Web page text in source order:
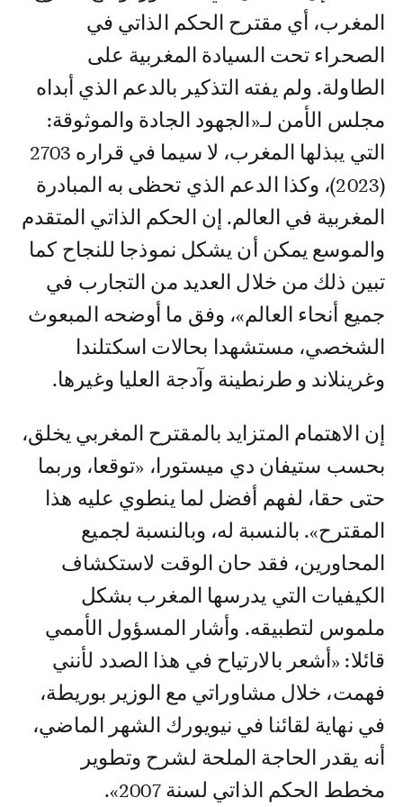
المغرب، أي مقترح الحكم الذاتي في
الصحراء تحت السيادة المغربية على
الطاولة. ولم يفته التذكير بالدعم الذي أبداه
مجلس الأمن لـ«الجهود الجادة والموثوقة:
التي يبذلها المغرب، لا سيما في قراره 2703
(2023)، وكذا الدعم الذي تحظى به المبادرة
المغربية في العالم. إن الحكم الذاتي المتقدم
والموسع يمكن أن يشكل نموذجا للنجاح كما
تبين ذلك من خلال العديد من التجارب في
جميع أنحاء العالم»، وفق ما أوضحه المبعوث
الشخصي، مستشهدا بحالات اسكتلندا
وغرينلاند و طرنطينة وآدجة العليا وغيرها.
إن الاهتمام المتزايد بالمقترح المغربي يخلق،
بحسب ستيفان دي ميستورا، «توقعا، وربما
حتى حقا، لفهم أفضل لما ينطوي عليه هذا
المقترح». بالنسبة له، وبالنسبة لجميع
المحاورين، فقد حان الوقت لاستكشاف
الكيفيات التي يدرسها المغرب بشكل
ملموس لتطبيقه. وأشار المسؤول الأممي
قائلا: «أشعر بالارتياح في هذا الصدد لأنني
فهمت، خلال مشاوراتي مع الوزير بوريطة،
في نهاية لقائنا في نيويورك الشهر الماضي،
أنه يقدر الحاجة الملحة لشرح وتطوير
مخطط الحكم الذاتي لسنة 2007».